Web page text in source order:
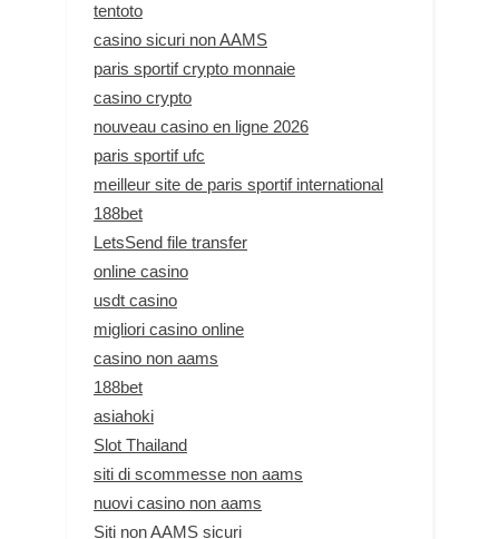
tentoto
casino sicuri non AAMS
paris sportif crypto monnaie
casino crypto
nouveau casino en ligne 2026
paris sportif ufc
meilleur site de paris sportif international
188bet
LetsSend file transfer
online casino
usdt casino
migliori casino online
casino non aams
188bet
asiahoki
Slot Thailand
siti di scommesse non aams
nuovi casino non aams
Siti non AAMS sicuri